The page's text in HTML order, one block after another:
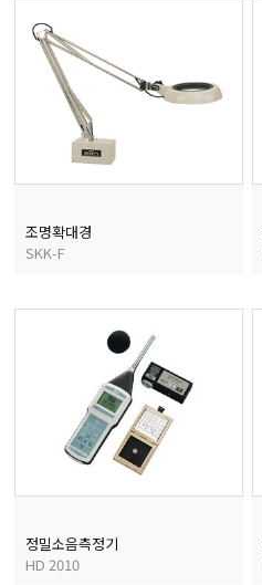
조명확대경
SKK-F
정밀소음측정기
HD 2010